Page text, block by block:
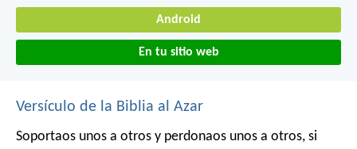
Android
En tu sitio web
Versículo de la Biblia al Azar
Soportaos unos a otros y perdonaos unos a otros, si